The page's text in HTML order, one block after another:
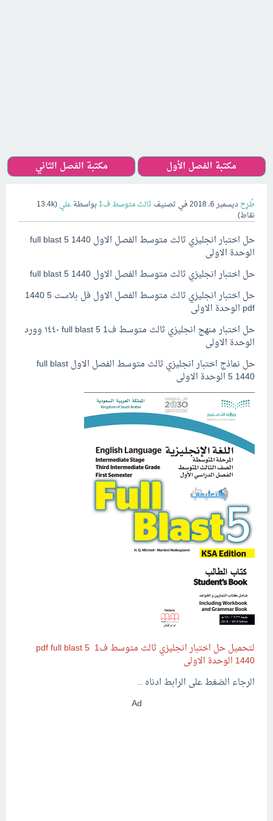
مكتبة الفصل الأول مكتبة الفصل الثاني
طُرِحديسمبر 6، 2018 في تصنيف ثالث متوسط ف1 بواسطةعلي(
13.4k
نقاط)
حل اختبار انجليزي ثالث متوسط الفصل الاول full blast 5 1440
الوحدة الاولى
حل اختبار انجليزي ثالث متوسط الفصل الاول full blast 5 1440
حل اختبار انجليزي ثالث متوسط الفصل الاول فل بلاست 5 1440
pdf الوحدة الاولى
حل اختبار منهج انجليزي ثالث متوسط ف1 full blast 5 ١٤٤٠ وورد
الوحدة الاولى
حل نماذج اختبار انجليزي ثالث متوسط الفصل الاول full blast
5 1440 الوحدة الاولى
لتحميل حل اختبار انجليزي ثالث متوسط ف1 pdf full blast 5
1440 الوحدة الاولى
الرجاء الضغط على الرابط ادناه ..
Ad